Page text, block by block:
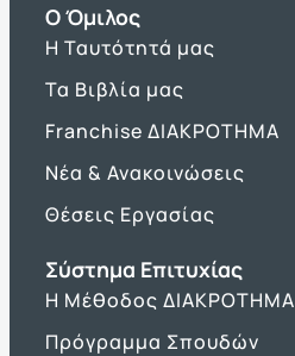
O Όμιλος
Η Ταυτότητά μας
Τα Βιβλία μας
Franchise ΔΙΑΚΡΟΤΗΜΑ
Νέα & Ανακοινώσεις
Θέσεις Εργασίας
Σύστημα Επιτυχίας
Η Μέθοδος ΔΙΑΚΡΟΤΗΜΑ
Πρόγραμμα Σπουδών